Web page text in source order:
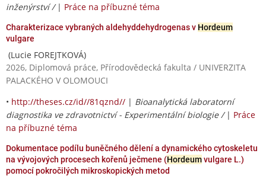
inženýrství / | Práce na příbuzné téma
Charakterizace vybraných aldehyddehydrogenas v Hordeum
vulgare
(Lucie FOREJTKOVÁ)
2026, Diplomová práce, Přírodovědecká fakulta / UNIVERZITA
PALACKÉHO V OLOMOUCI
• http://theses.cz/id//81qznd// | Bioanalytická laboratorní
diagnostika ve zdravotnictví - Experimentální biologie / | Práce
na příbuzné téma
Dokumentace podílu buněčného dělení a dynamického cytoskeletu
na vývojových procesech kořenů ječmene (Hordeumvulgare L.)
pomocí pokročilých mikroskopických metod